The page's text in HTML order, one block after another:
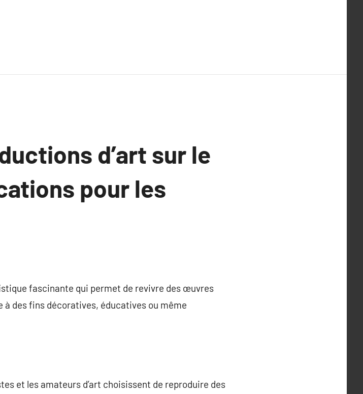
d’art sur le
pour les
fascinante qui permet de revivre des œuvres
des fins décoratives, éducatives ou même
et les amateurs d’art choisissent de reproduire des